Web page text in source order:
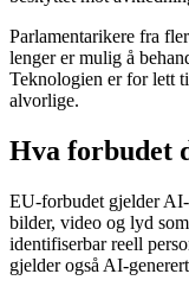
Parlamentarikere fra
lenger er mulig å
Teknologien er for lett
alvorlige.
Hva forbudet
EU-forbudet gjelder AI-
bilder, video og lyd
identifiserbar reell
gjelder også AI-